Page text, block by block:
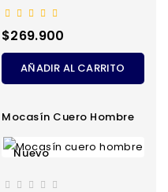
Precio
$269.900
AÑADIR AL CARRITO
Mocasín Cuero Hombre
Nuevo